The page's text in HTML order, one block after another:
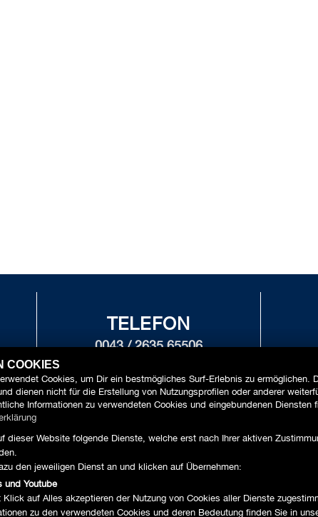
TELEFON
0043 / 2635 65506
UNSER
COOKIES
Cookies, um Dir ein bestmögliches Surf-Erlebnis zu ermöglichen.
dienen nicht für die Erstellung von Nutzungsprofilen oder anderer
Informationen zu verwendeten Cookies und eingebundenen Diensten
dieser Website folgende Dienste, welche erst nach Ihrer aktiven
den jeweiligen Dienst an und klicken auf Übernehmen:
und Youtube
auf Alles akzeptieren der Nutzung von Cookies aller Dienste
zu den verwendeten Cookies und deren Bedeutung finden Sie in